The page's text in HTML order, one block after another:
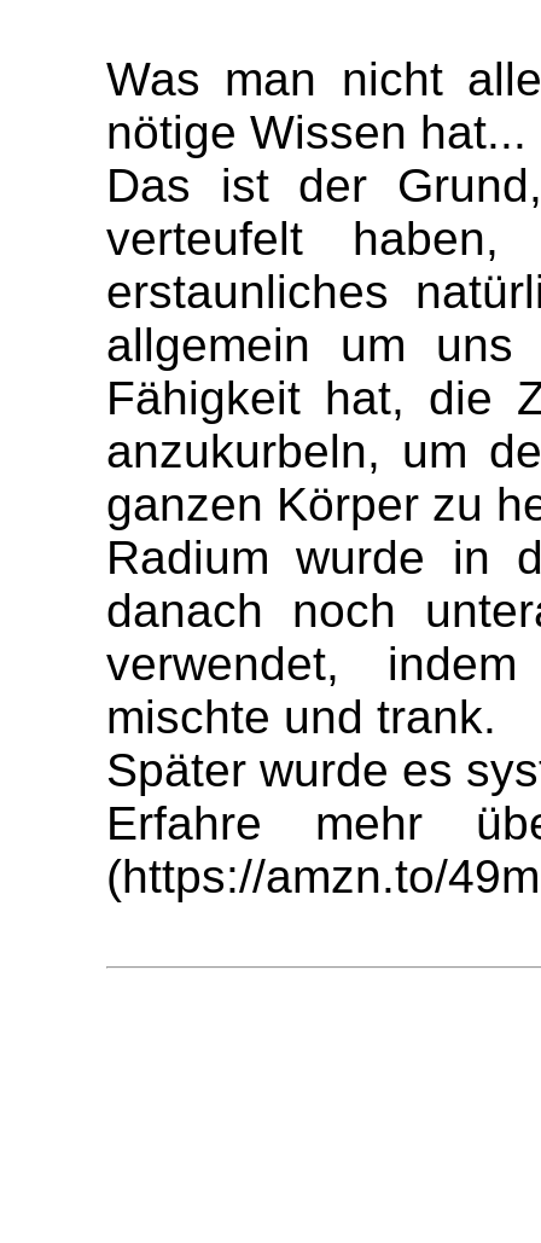
Was man nicht
nötige Wissen hat...
Das ist der
verteufelt
erstaunliches
allgemein um
Fähigkeit hat, die
anzukurbeln, um
ganzen Körper zu
Radium wurde in
danach noch
verwendet,
mischte und trank.
Später wurde es
Erfahre mehr
(https://amzn.to/